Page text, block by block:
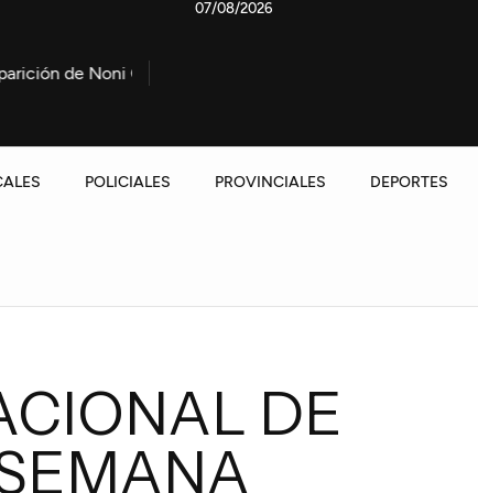
González
07/08/2026
POLICIALES PROVINCIALES DEPORTES
DE